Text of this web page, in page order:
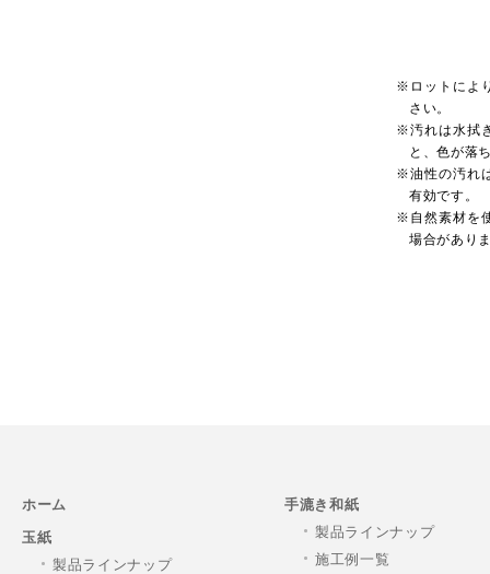
※ロットによ
さい。
※汚れは水拭
と、色が落
※油性の汚れ
有効です。
※自然素材を
場合があり
ホーム
玉紙
製品ラインナップ
手漉き和紙
製品ラインナップ
施工例一覧